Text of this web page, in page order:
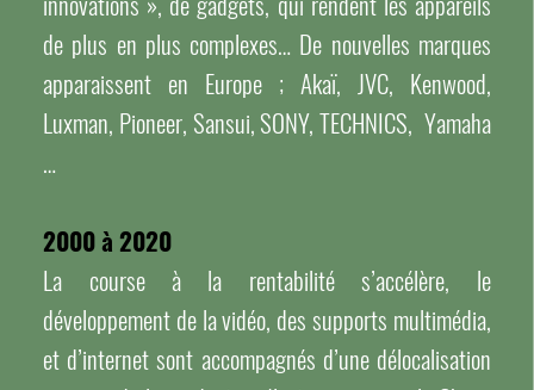
de plus en plus complexes… De nouvelles marques
apparaissent en Europe ; Akaï, JVC, Kenwood,
Luxman, Pioneer, Sansui, SONY, TECHNICS, Yamaha
…
2000 à 2020
La course à la rentabilité s’accélère, le
développement de la vidéo, des supports multimédia,
et d’internet sont accompagnés d’une délocalisation